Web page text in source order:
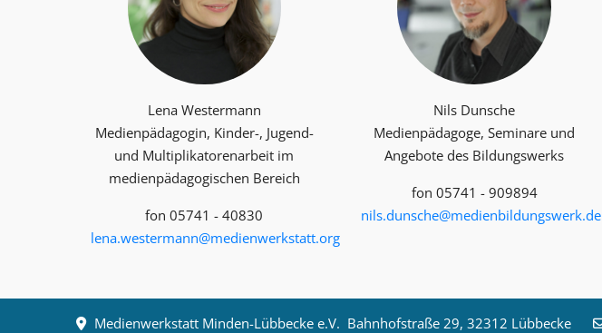
Lena Westermann
Medienpädagogin, Kinder-, Jugend-
und Multiplika­toren­arbeit im
medienpädagogischen Bereich
fon 05741 - 40830
lena.westermann@medienwerkstatt.org
Nils Dunsche
Medienpädagoge, Seminare und
Angebote des Bildungswerks
fon 05741 - 909894
nils.dunsche@medienbildungswerk.de
Medienwerkstatt Minden-Lübbecke e.V. Bahnhofstraße 29, 32312 Lübbecke